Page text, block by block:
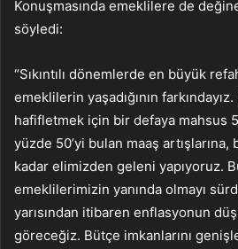
Konuşmasında emeklilere de
söyledi:
“Sıkıntılı dönemlerde en büyük
emeklilerin yaşadığının
hafifletmek için bir defaya mahsus
yüzde 50’yi bulan maaş
kadar elimizden geleni yapıyoruz.
emeklilerimizin yanında olmayı
yarısından itibaren enflasyonun
göreceğiz. Bütçe imkanlarını